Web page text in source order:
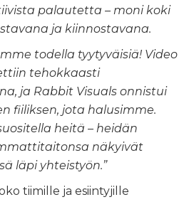
palautetta – moni koki
ja kiinnostavana.
todella tyytyväisiä! Video
tehokkaasti
ja Rabbit Visuals onnistui
fiiliksen, jota halusimme.
heitä – heidän
näkyivät
läpi yhteistyön.”
tiimille ja esiintyjille